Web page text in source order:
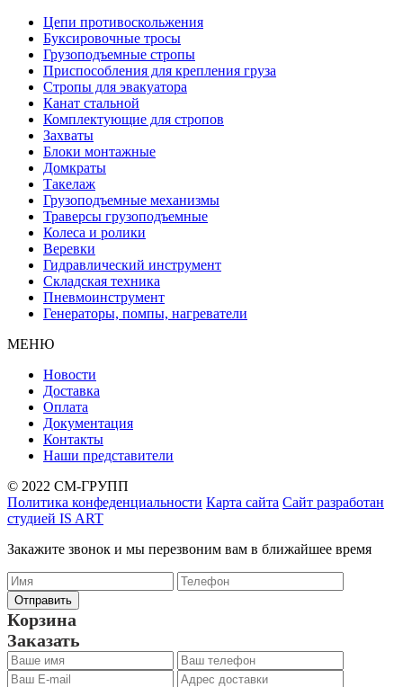
Цепи противоскольжения
Буксировочные тросы
Грузоподъемные стропы
Приспособления для крепления груза
Стропы для эвакуатора
Канат стальной
Комплектующие для стропов
Захваты
Блоки монтажные
Домкраты
Такелаж
Грузоподъемные механизмы
Траверсы грузоподъемные
Колеса и ролики
Веревки
Гидравлический инструмент
Складская техника
Пневмоинструмент
Генераторы, помпы, нагреватели
МЕНЮ
Новости
Доставка
Оплата
Документация
Контакты
Наши представители
© 2022 СМ-ГРУПП
Политика конфеденциальности Карта сайта Сайт разработан
студией IS ART
Закажите звонок и мы перезвоним вам в ближайшее время
Корзина
Заказать